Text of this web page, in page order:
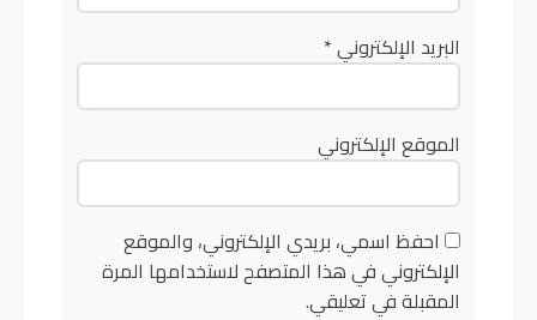
البريد الإلكتروني*
الموقع الإلكتروني
احفظ اسمي، بريدي الإلكتروني، والموقع
الإلكتروني في هذا المتصفح لاستخدامها المرة
المقبلة في تعليقي.